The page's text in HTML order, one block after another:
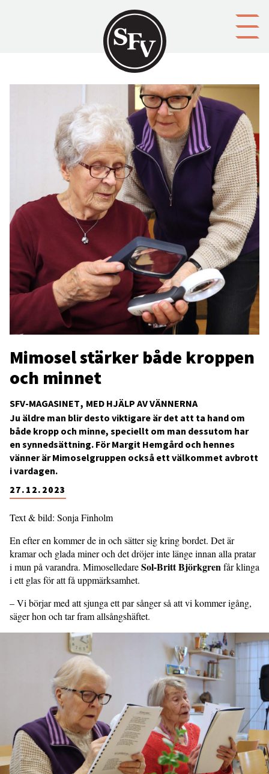
SFV-MAGASINET MED HJÄLP AV VÄNNERNA
Mimosel stärker både kroppen
och minnet
27.12.2023
Ju äldre man blir desto viktigare är det att ta hand om
både kropp och minne, speciellt om man dessutom har
en synnedsättning. För Margit Hemgård och hennes
vänner är Mimoselgruppen också ett välkommet avbrott
i vardagen.
Text & bild: Sonja Finholm
En efter en kommer de in och sätter sig kring bordet. Det är
kramar och glada miner och det dröjer inte länge innan alla pratar
i mun på varandra. MimoselledareSol-Britt Björkgrenfår klinga
i ett glas för att få uppmärksamhet.
– Vi börjar med att sjunga ett par sånger så att vi kommer igång,
säger hon och tar fram allsångshäftet.